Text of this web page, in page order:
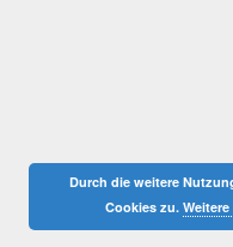
Durch die weitere
Cookies zu.